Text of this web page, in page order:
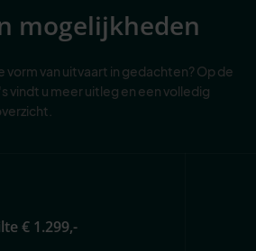
mogelijkheden
van uitvaart in gedachten? Op de
vindt u meer uitleg en een volledig
€ 1.299,-